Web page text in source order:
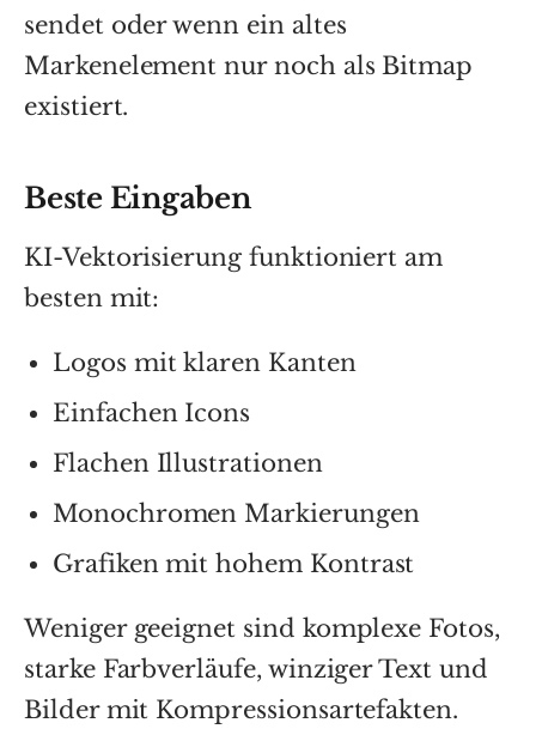
sendet oder wenn ein altes
Markenelement nur noch als Bitmap
existiert.
Beste Eingaben
KI-Vektorisierung funktioniert am
besten mit:
Logos mit klaren Kanten
Einfachen Icons
Flachen Illustrationen
Monochromen Markierungen
Grafiken mit hohem Kontrast
Weniger geeignet sind komplexe Fotos,
starke Farbverläufe, winziger Text und
Bilder mit Kompressionsartefakten.